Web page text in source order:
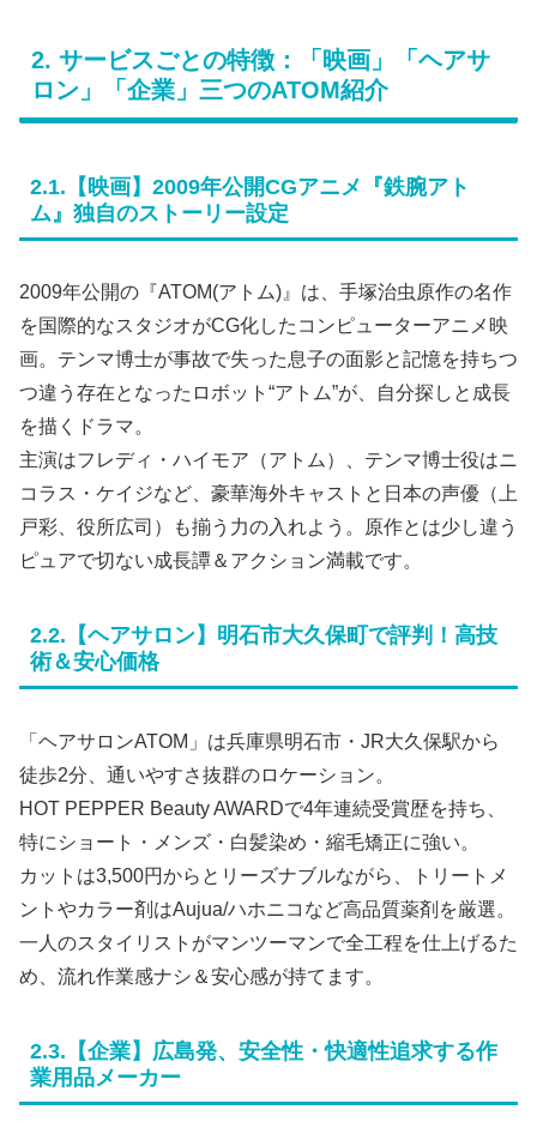
2. サービスごとの特徴：「映画」「ヘアサ
ロン」「企業」三つのATOM紹介
2.1.【映画】2009年公開CGアニメ『鉄腕アト
ム』独自のストーリー設定
2009年公開の『ATOM(アトム)』は、手塚治虫原作の名作
を国際的なスタジオがCG化したコンピューターアニメ映
画。テンマ博士が事故で失った息子の面影と記憶を持ちつ
つ違う存在となったロボット“アトム”が、自分探しと成長
を描くドラマ。
主演はフレディ・ハイモア（アトム）、テンマ博士役はニ
コラス・ケイジなど、豪華海外キャストと日本の声優（上
戸彩、役所広司）も揃う力の入れよう。原作とは少し違う
ピュアで切ない成長譚＆アクション満載です。
2.2.【ヘアサロン】明石市大久保町で評判！高技
術＆安心価格
「ヘアサロンATOM」は兵庫県明石市・JR大久保駅から
徒歩2分、通いやすさ抜群のロケーション。
HOT PEPPER Beauty AWARDで4年連続受賞歴を持ち、
特にショート・メンズ・白髪染め・縮毛矯正に強い。
カットは3,500円からとリーズナブルながら、トリートメ
ントやカラー剤はAujua/ハホニコなど高品質薬剤を厳選。
一人のスタイリストがマンツーマンで全工程を仕上げるた
め、流れ作業感ナシ＆安心感が持てます。
2.3.【企業】広島発、安全性・快適性追求する作
業用品メーカー